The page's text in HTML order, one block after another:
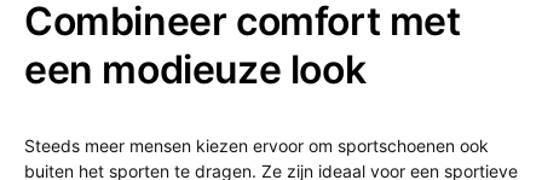
Combineer comfort met
een modieuze look
Steeds meer mensen kiezen ervoor om sportschoenen ook
buiten het sporten te dragen. Ze zijn ideaal voor een sportieve